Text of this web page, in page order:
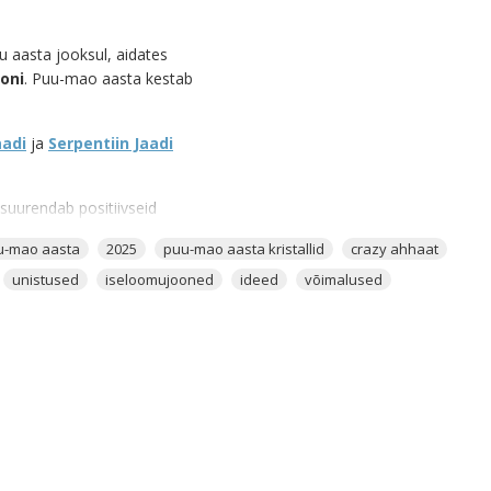
aasta jooksul, aidates
. Puu-mao aasta kestab
ja Serpentiin Jaadi
positiivseid
soovid
oskuse nende
mao aasta 2025 puu-mao aasta kristallid
crazy ahhaat
unistused iseloomujooned ideed võimalused